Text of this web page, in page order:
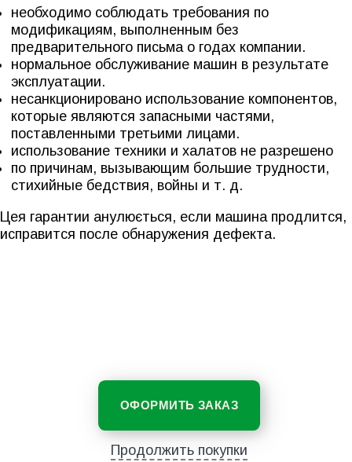
необходимо соблюдать требования по
модификациям, выполненным без
предварительного письма о годах компании.
нормальное обслуживание машин в результате
эксплуатации.
несанкционировано использование компонентов,
которые являются запасными частями,
поставленными третьими лицами.
использование техники и халатов не разрешено
по причинам, вызывающим большие трудности,
стихийные бедствия, войны и т. д.
Цея гарантии анулюється, если машина продлится,
исправится после обнаружения дефекта.
ОФОРМИТЬ ЗАКАЗ
Продолжить покупки